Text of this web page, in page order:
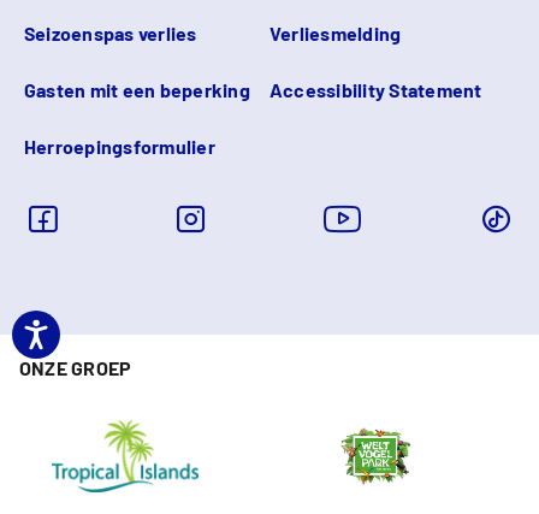
Seizoenspas verlies Verliesmelding
Gasten mit een beperking Accessibility Statement
Herroepingsformulier
ONZE GROEP